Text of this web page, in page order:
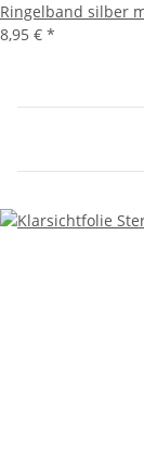
Ringelband silber
8,95 € *